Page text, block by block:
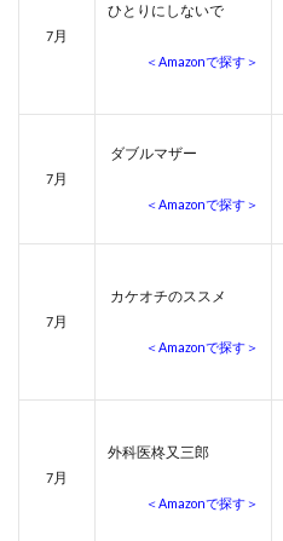
7月
ひとりにしないで
＜Amazonで探す＞
7月
ダブルマザー
＜Amazonで探す＞
7月
カケオチのススメ
＜Amazonで探す＞
7月
外科医柊又三郎
＜Amazonで探す＞